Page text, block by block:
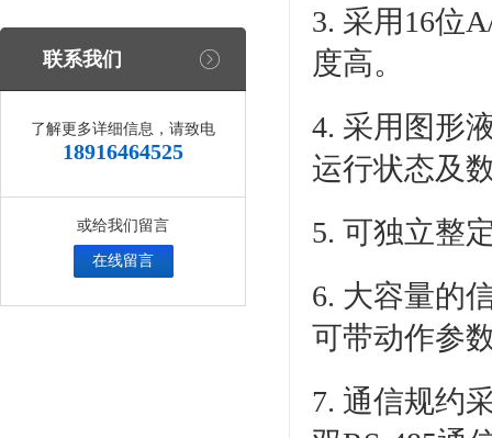
联系我们
了解更多详细信息，请致电
18916464525
或给我们留言
在线留言
3. 采用16位
度高。
4. 采用图形
运行状态及
5. 可独立整
6. 大容量的
可带动作参
7. 通信规约